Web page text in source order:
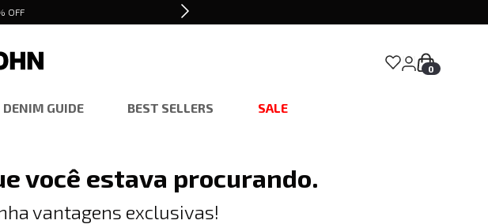
OFF
0
DENIM GUIDE BEST SELLERS SALE
você estava procurando.
vantagens exclusivas!